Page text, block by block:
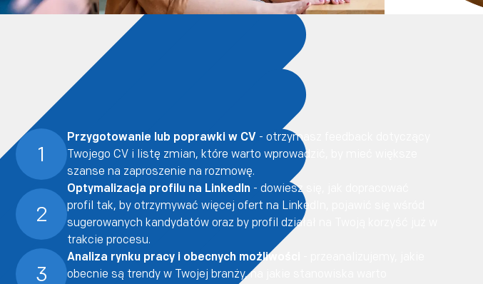
1
Przygotowanie lub poprawki w CV - otrzymasz feedback dotyczący
Twojego CV i listę zmian, które warto wprowadzić, by mieć większe
szanse na zaproszenie na rozmowę.
2
Optymalizacja profilu na LinkedIn - dowiesz się, jak dopracować
profil tak, by otrzymywać więcej ofert na LinkedIn, pojawić się wśród
sugerowanych kandydatów oraz by profil działał na Twoją korzyść już w
trakcie procesu.
3
Analiza rynku pracy i obecnych możliwości
obecnie są trendy w Twojej branży, na jakie stanowiska warto